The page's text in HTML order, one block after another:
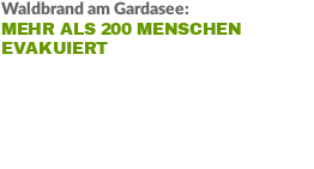
Waldbrand am Gardasee:
MEHR ALS 200 MENSCHEN
EVAKUIERT